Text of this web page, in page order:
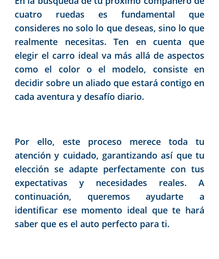
cuatro ruedas es fundamental que
consideres no solo lo que deseas, sino lo que
realmente necesitas. Ten en cuenta que
elegir el carro ideal va más allá de aspectos
como el color o el modelo, consiste en
decidir sobre un aliado que estará contigo en
cada aventura y desafío diario.
Por ello, este proceso merece toda tu
atención y cuidado, garantizando así que tu
elección se adapte perfectamente con tus
expectativas y necesidades reales. A
continuación, queremos ayudarte a
identificar ese momento ideal que te hará
saber que es el auto perfecto para ti.